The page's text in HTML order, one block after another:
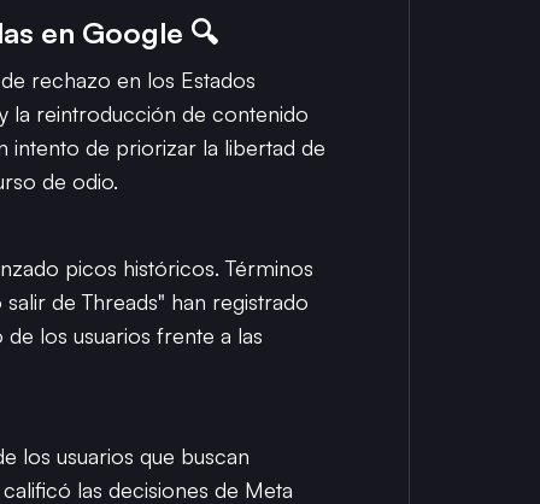
en Google 🔍
rechazo en los Estados
la reintroducción de contenido
intento de priorizar la libertad de
de odio.
picos históricos. Términos
de Threads" han registrado
los usuarios frente a las
los usuarios que buscan
las decisiones de Meta